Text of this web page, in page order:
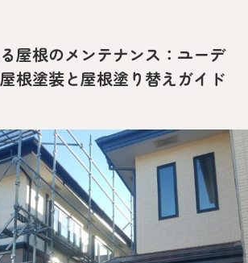
屋根のメンテナンス：ユーデ
根塗装と屋根塗り替えガイド